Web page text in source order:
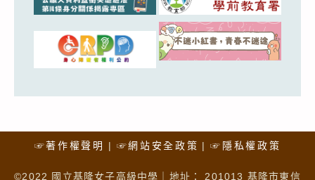
☞著作權聲明 ☞網站安全政策 ☞隱私權政策
©2022 國立基隆女子高級中學｜地址： 201013 基隆市東信